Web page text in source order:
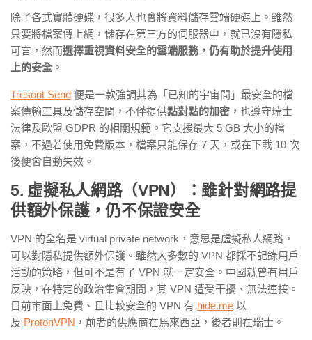
除了各式實體硬碟，很多人也會將資料儲存雲端硬碟上。雖然
只要將檔案傳上網，儲存在第三方的伺服器中，就已沒有隱私
可言，然而選擇重視資料安全的雲端服務，仍有助於提升使用
上的安全 。
Tresorit Send 便是一款強調其為「已知的宇宙間」最安全的檔
案傳輸工具及儲存空間，不僅提供點對點的加密 ，也遵守瑞士
法律及歐盟 GDPR 的相關規範。它支援最大 5 GB 大小的檔
案，不過若使用免費版本，檔案只能保存 7 天，或在下載 10 次
後便會自動失效。
5. 虛擬私人網路（VPN）：雖針對網路提
供額外保護，仍不保證安全
VPN 的全名是 virtual private network ， 意思是虛擬私人網路，
可以對隱私提供額外保護。雖然大多數的 VPN 都採不記錄用戶
活動的策略，但可不是有了 VPN 就一定安全。中國就曾有用戶
反映，在特定的政治集會期間，其 VPN 遭受干擾、無法連接。
目前市面上免費、且比較安全的 VPN 有 hide.me 以
及 ProtonVPN ，前者的供應商在馬來西亞，後者則在瑞士。